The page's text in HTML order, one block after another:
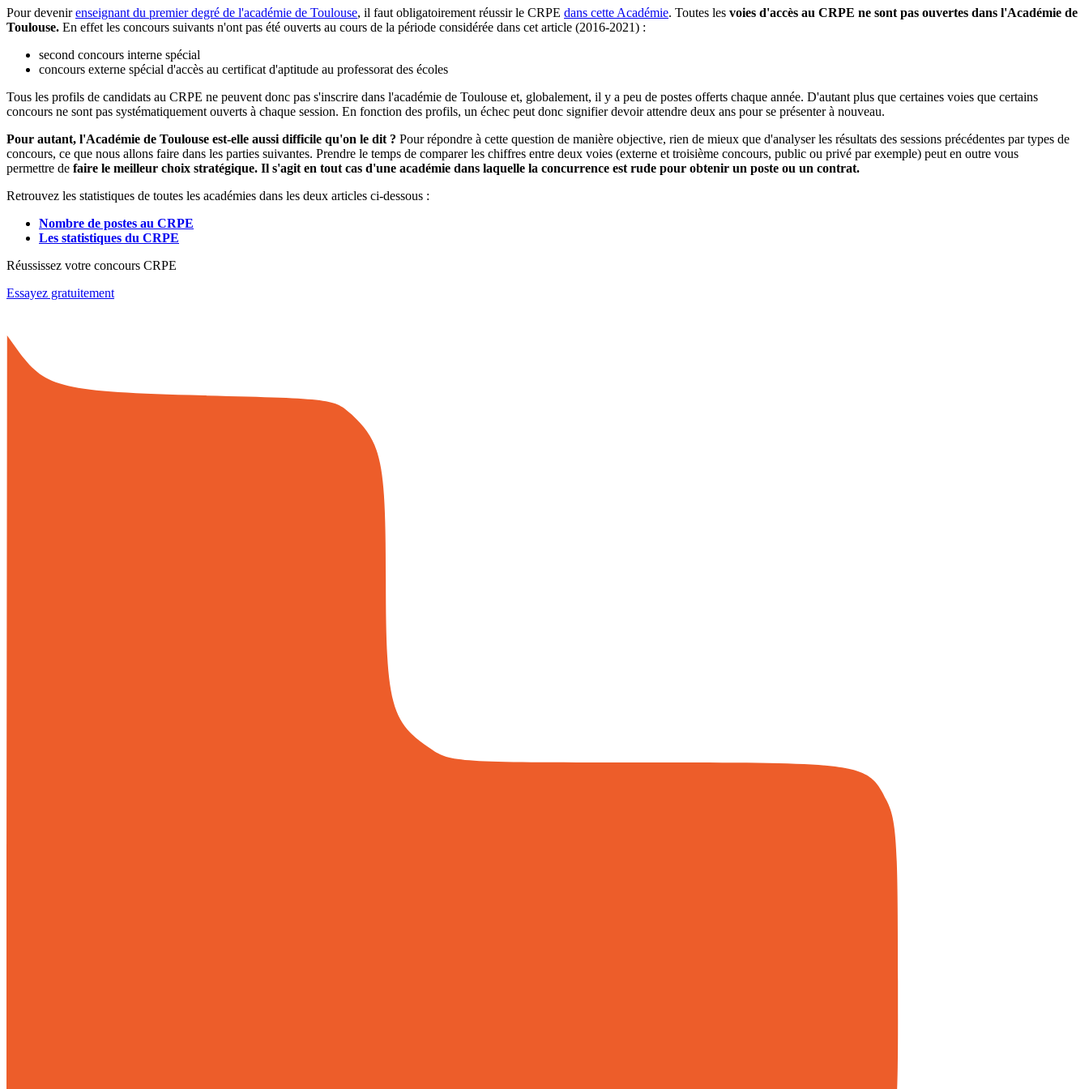
Pour devenirenseignant du premier degré de l'académie de Toulouse, il faut obligatoirement réussir le CRPE dans cette Académie. Toutes les voies d'accès au CRPE ne sont pas ouvertes dans l'Académie de
Toulouse. En effet les concours suivants n'ont pas été ouverts au cours de la période considérée dans cet article (2016-2021) :
second concours interne spécial
concours externe spécial d'accès au certificat d'aptitude au professorat des écoles
Tous les profils de candidats au CRPE ne peuvent donc pas s'inscrire dans l'académie de Toulouse et, globalement, il y a peu de postes offerts chaque année. D'autant plus que certaines voies que certains
concours ne sont pas systématiquement ouverts à chaque session. En fonction des profils, un échec peut donc signifier devoir attendre deux ans pour se présenter à nouveau.
Pour autant, l'Académie de Toulouse est-elle aussi difficile qu'on le dit ? Pour répondre à cette question de manière objective, rien de mieux que d'analyser les résultats des sessions précédentes par types de
concours, ce que nous allons faire dans les parties suivantes. Prendre le temps de comparer les chiffres entre deux voies (externe et troisième concours, public ou privé par exemple) peut en outre vous
permettre de faire le meilleur choix stratégique. Il s'agit en tout cas d'une académie dans laquelle la concurrence est rude pour obtenir un poste ou un contrat.
Retrouvez les statistiques de toutes les académies dans les deux articles ci-dessous :
Nombre de postes au CRPE
Les statistiques du CRPE
Réussissez votre concours CRPE
Essayez gratuitement